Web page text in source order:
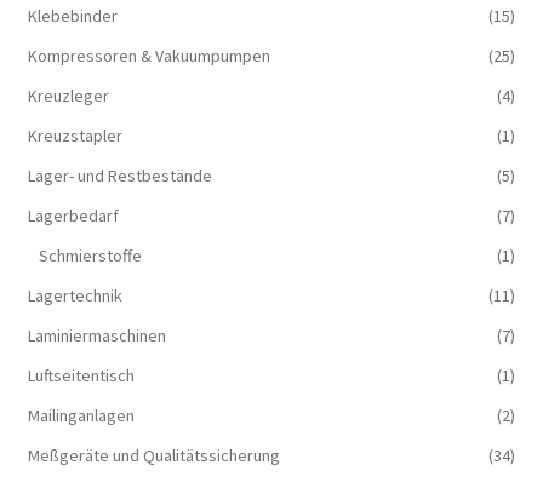
Klebebinder
(15)
Kompressoren & Vakuum­pumpen
(25)
Kreuzleger
(4)
Kreuzstapler
(1)
Lager- und Restbestände
(5)
Lagerbedarf
(7)
Schmierstoffe
(1)
Lagertechnik
(11)
Laminiermaschinen
(7)
Luftseitentisch
(1)
Mailinganlagen
(2)
Meßgeräte und Qualitätssicherung
(34)